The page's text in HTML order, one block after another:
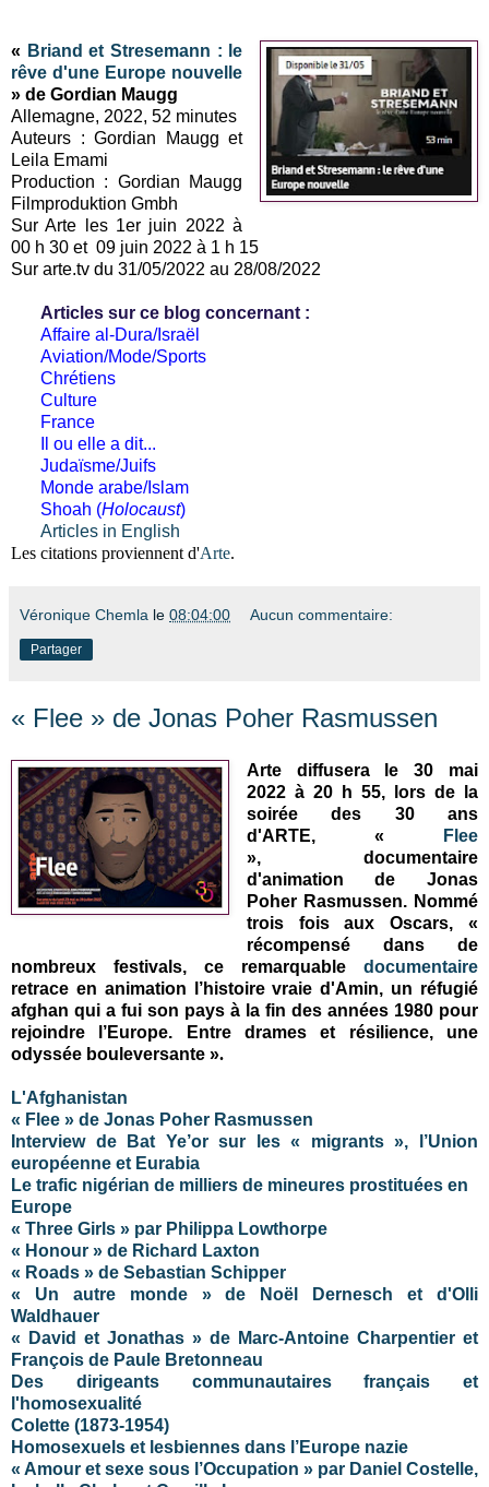
« Briand et Stresemann : le
rêve d'une Europe nouvelle
» de Gordian Maugg
Allemagne, 2022, 52 minutes
Auteurs : Gordian Maugg et
Leila Emami
Production : Gordian Maugg
Filmproduktion Gmbh
Sur Arte les 1er juin 2022 à
00 h 30 et 09 juin 2022 à 1 h 15
Sur arte.tv du 31/05/2022 au 28/08/2022
Articles sur ce blog concernant :
Affaire al-Dura/Israël
Aviation/Mode/Sports
Chrétiens
Culture
France
Il ou elle a dit...
Judaïsme/Juifs
Monde arabe/Islam
Shoah (Holocaust)
Articles in English
Les citations proviennent d'Arte.
Véronique Chemla le 08:04:00 Aucun commentaire:
Partager
« Flee » de Jonas Poher Rasmussen
Arte diffusera le 30 mai
2022 à 20 h 55,
lors de la
soirée des 30 ans
d'ARTE,«
Flee
», documentaire
d'animationde Jonas
Poher Rasmussen. Nommé
trois fois aux Oscars, «
récompensé dans de
nombreux festivals, ce remarquable documentaire
retrace en animation l’histoire vraie d'Amin, un réfugié
afghan qui a fui son pays à la fin des années 1980 pour
rejoindre l’Europe. Entre drames et résilience, une
odyssée bouleversante ».
L'Afghanistan
« Flee » de Jonas Poher Rasmussen
Interview de Bat Ye’or sur les « migrants », l’Union
européenne et Eurabia
Le trafic nigérian de milliers de mineures prostituées en
Europe
« Three Girls » par Philippa Lowthorpe
« Honour » de Richard Laxton
« Roads » de Sebastian Schipper
« Un autre monde » de Noël Dernesch et d'Olli
Waldhauer
« David et Jonathas » de Marc-Antoine Charpentier et
François de Paule Bretonneau
Des dirigeants communautaires français et
l'homosexualité
Colette (1873-1954)
Homosexuels et lesbiennes dans l’Europe nazie
« Amour et sexe sous l’Occupation » par Daniel Costelle,